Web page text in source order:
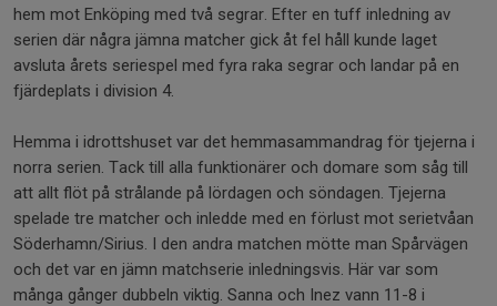
hem mot Enköping med två segrar. Efter en tuff inledning av
serien där några jämna matcher gick åt fel håll kunde laget
avsluta årets seriespel med fyra raka segrar och landar på en
fjärdeplats i division 4.
Hemma i idrottshuset var det hemmasammandrag för tjejerna i
norra serien. Tack till alla funktionärer och domare som såg till
att allt flöt på strålande på lördagen och söndagen. Tjejerna
spelade tre matcher och inledde med en förlust mot serietvåan
Söderhamn/Sirius. I den andra matchen mötte man Spårvägen
och det var en jämn matchserie inledningsvis. Här var som
många gånger dubbeln viktig. Sanna och Inez vann 11-8 i